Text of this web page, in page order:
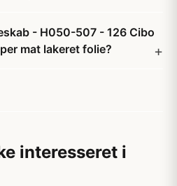
- H050-507 - 126 Cibo
mat lakeret folie?
interesseret i